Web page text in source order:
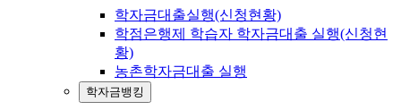
학자금대출실행(신청현황)
학점은행제 학습자 학자금대출 실행(신청현
황)
농촌학자금대출 실행
학자금뱅킹